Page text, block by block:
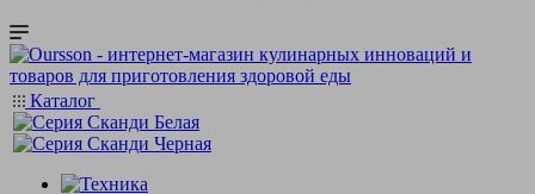
Каталог